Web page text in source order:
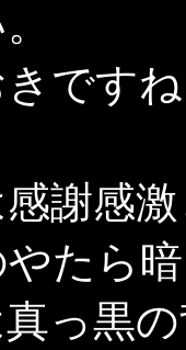
きです
謝感
たら
っ黒